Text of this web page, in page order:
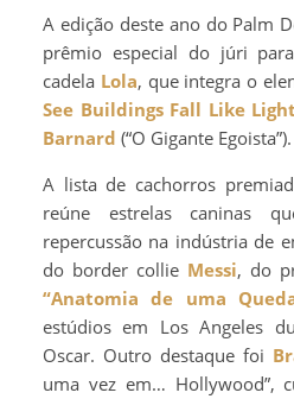
A edição deste ano do Palm
prêmio especial do júri
cadela Lola, que integra o
See Buildings Fall Like
Barnard (“O Gigante Egoista”).
A lista de cachorros
reúne estrelas caninas
repercussão na indústria de
do border collie Messi, do
“Anatomia de uma
estúdios em Los Angeles
Oscar. Outro destaque foi
uma vez em… Hollywood”,